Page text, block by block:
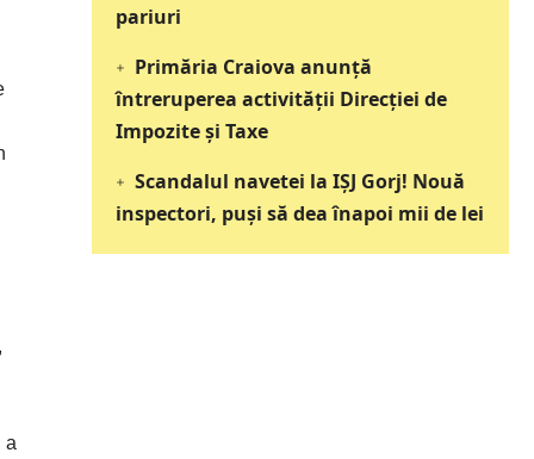
a
pariuri
Primăria Craiova anunță
întreruperea activității Direcției de
Impozite și Taxe
Scandalul navetei la IȘJ Gorj! Nouă
inspectori, puși să dea înapoi mii de lei